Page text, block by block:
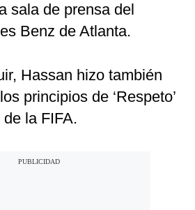
sala de prensa del
Benz de Atlanta.
Hassan hizo también
principios de ‘Respeto’
de la FIFA.